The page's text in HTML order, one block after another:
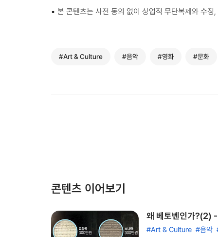
• 본 콘텐츠는 사전 동의 없이 상업적 무단복제와 수
#Art & Culture #음악 #영화 #문화
콘텐츠 이어보기
왜 베토벤인가?(2)
#Art & Culture #음악